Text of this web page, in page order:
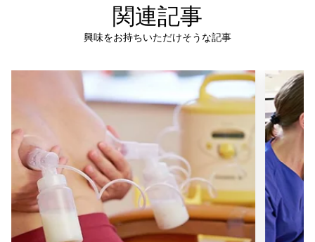
関連記事
興味をお持ちいただけそうな記事